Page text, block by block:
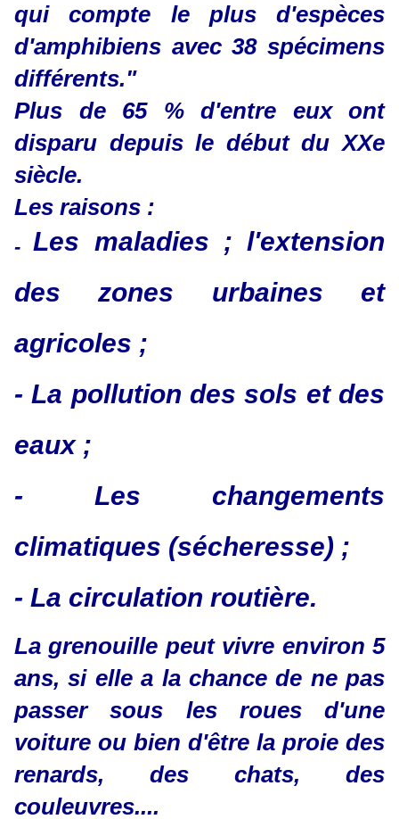
qui compte le plus d'espèces
d'amphibiens avec 38 spécimens
différents."
Plus de 65 % d'entre eux ont
disparu depuis le début du XXe
siècle.
Les raisons :
​​​​​​-Les maladies ; l'extension
des zones urbaines et
agricoles ;
- La pollution des sols et des
eaux ;
- Les changements
climatiques (sécheresse) ;
- La circulation routière.
La grenouille peut vivre environ 5
ans, si elle a la chance de ne pas
passer sous les roues d'une
voiture ou bien d'être la proie des
renards, des chats, des
couleuvres....